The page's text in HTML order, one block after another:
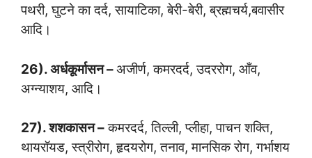
पथरी, घुटने का दर्द, सायाटिका, बेरी-बेरी, ब्रह्मचर्य,बवासीर
आदि।
26). अर्धकूर्मासन –अजीर्ण, कमरदर्द, उदररोग, आँव,
अग्न्याशय, आदि।
27). शशकासन –कमरदर्द, तिल्ली, प्लीहा, पाचन शक्ति,
थायरॉयड, स्त्रीरोग, हृदयरोग, तनाव, मानसिक रोग, गर्भाशय